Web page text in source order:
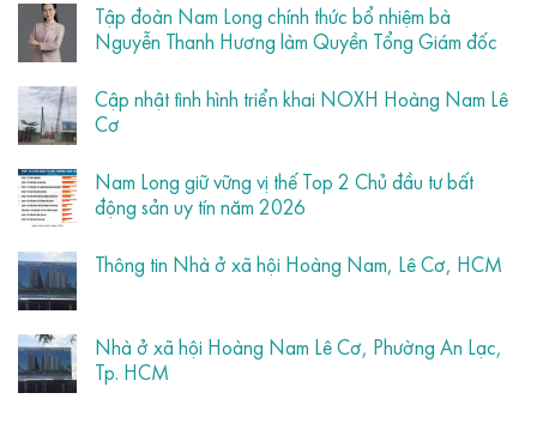
Tập đoàn Nam Long chính thức bổ nhiệm bà
Nguyễn Thanh Hương làm Quyền Tổng Giám đốc
Cập nhật tình hình triển khai NOXH Hoàng Nam Lê
Cơ
Nam Long giữ vững vị thế Top 2 Chủ đầu tư bất
động sản uy tín năm 2026
Thông tin Nhà ở xã hội Hoàng Nam, Lê Cơ, HCM
Nhà ở xã hội Hoàng Nam Lê Cơ, Phường An Lạc,
Tp. HCM